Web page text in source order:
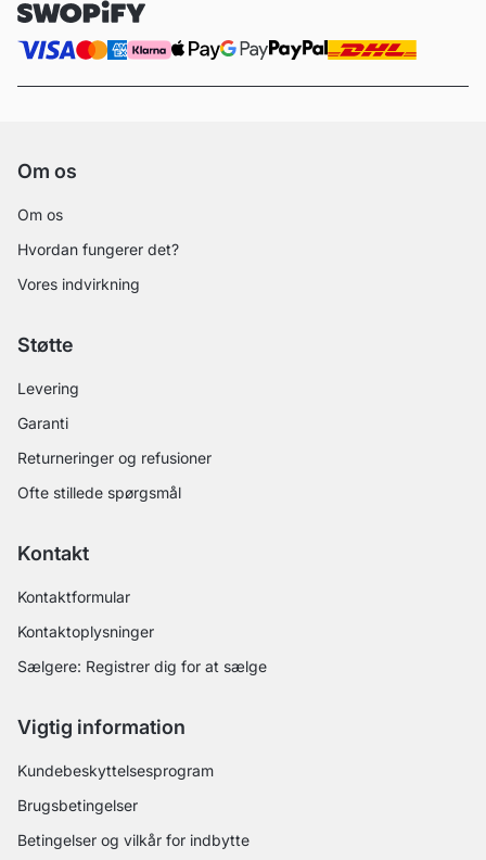
Om os
Om os
Hvordan fungerer det?
Vores indvirkning
Støtte
Levering
Garanti
Returneringer og refusioner
Ofte stillede spørgsmål
Kontakt
Kontaktformular
Kontaktoplysninger
Sælgere: Registrer dig for at sælge
Vigtig information
Kundebeskyttelsesprogram
Brugsbetingelser
Betingelser og vilkår for indbytte